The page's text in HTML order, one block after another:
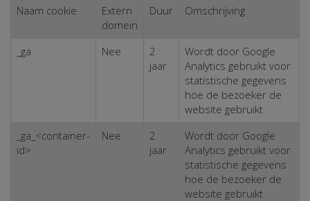
Naam cookie
Extern
domein
Duur Omschrijving
_ga Nee
2
jaar
Wordt door Google
Analytics gebruikt voor
statistische gegevens
hoe de bezoeker de
website gebruikt
_ga_<container-
id>
Nee
2
jaar
Wordt door Google
Analytics gebruikt voor
statistische gegevens
hoe de bezoeker de
website gebruikt